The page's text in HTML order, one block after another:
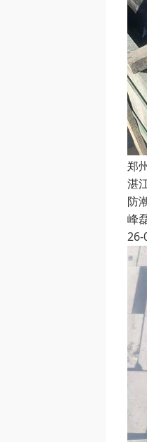
郑
湛
防
峰
26-